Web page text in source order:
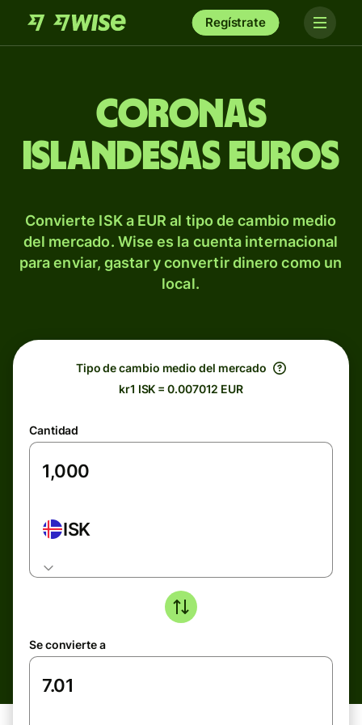
Regístrate
Coronas
islandesas euros
Convierte ISK a EUR al tipo de cambio medio
del mercado. Wise es la cuenta internacional
para enviar, gastar y convertir dinero como un
local.
Tipo de cambio medio del mercado
kr1 ISK = 0.007012 EUR
Cantidad
ISK
Se convierte a